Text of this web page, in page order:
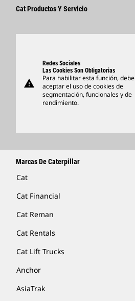
Innovación
Proveedores
Cat Productos Y Servicio
Support
Artículos
Encontrar Un Distribuidor
warning
Redes Sociales
Las Cookies Son Obligatorias
Para habilitar esta función, debe
aceptar el uso de cookies de
segmentación, funcionales y de
rendimiento.
Marcas De Caterpillar
Cat
Cat Financial
Cat Reman
Cat Rentals
Cat Lift Trucks
Anchor
AsiaTrak